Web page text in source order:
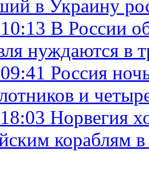
в Украину
В России
нуждаются в
Россия
и
Норвегия
кораблям